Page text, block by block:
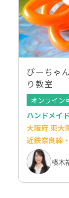
ぴーちゃ
り教室
オンライン
ハンドメイド
大阪府 東大
近鉄奈良線
榛木